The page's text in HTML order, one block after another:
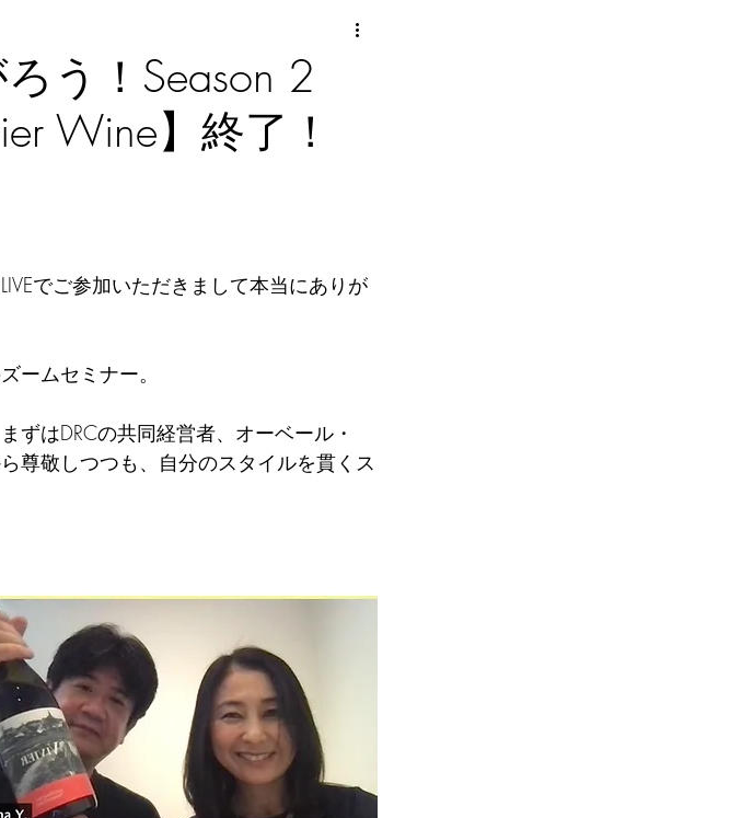
う！Season 2
Wine】終了！
でご参加いただきまして本当にありが
ームセミナー。
ずはDRCの共同経営者、オーベール・
尊敬しつつも、自分のスタイルを貫くス